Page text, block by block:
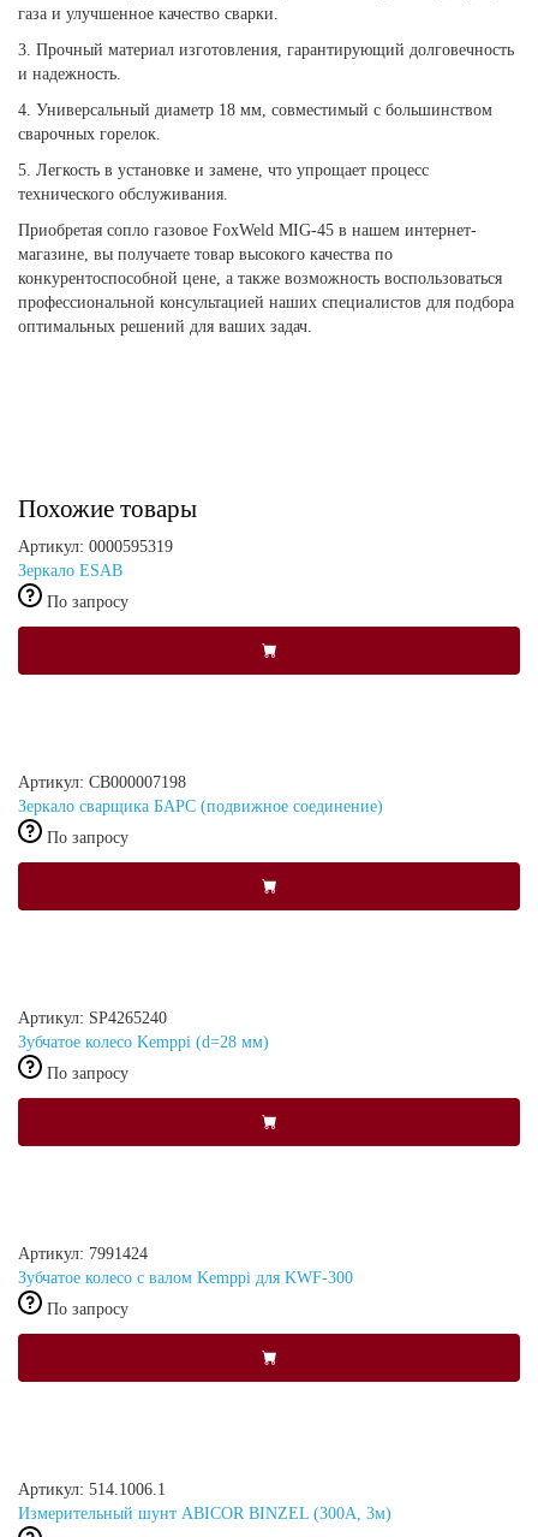
газа и улучшенное качество сварки.
3. Прочный материал изготовления, гарантирующий долговечность
и надежность.
4. Универсальный диаметр 18 мм, совместимый с большинством
сварочных горелок.
5. Легкость в установке и замене, что упрощает процесс
технического обслуживания.
Приобретая сопло газовое FoxWeld MIG-45 в нашем интернет-
магазине, вы получаете товар высокого качества по
конкурентоспособной цене, а также возможность воспользоваться
профессиональной консультацией наших специалистов для подбора
оптимальных решений для ваших задач.
Похожие товары
Артикул: 0000595319
Зеркало ESAB
По запросу
Артикул: СВ000007198
Зеркало сварщика БАРС (подвижное соединение)
По запросу
Артикул: SP4265240
Зубчатое колесо Kemppi (d=28 мм)
По запросу
Артикул: 7991424
Зубчатое колесо с валом Kemppi для KWF-300
По запросу
Артикул: 514.1006.1
Измерительный шунт ABICOR BINZEL (300А, 3м)